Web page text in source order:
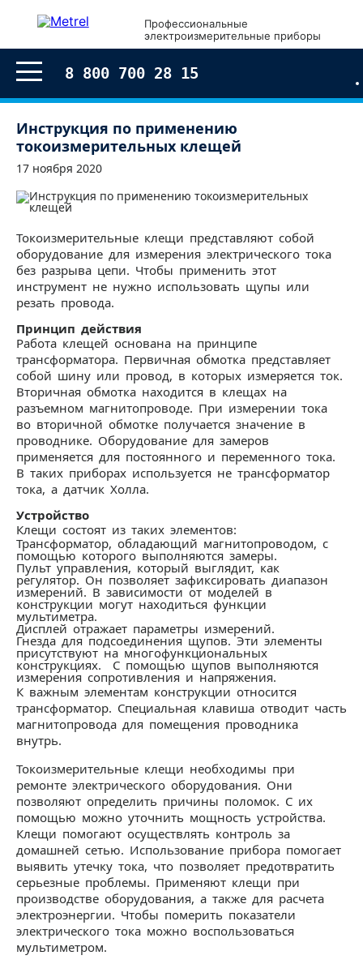
Профессиональные
электроизмерительные приборы
8 800 700 28 15
Инструкция по применению
токоизмерительных клещей
17 ноября 2020
Токоизмерительные клещи представляют собой
оборудование для измерения электрического тока
без разрыва цепи. Чтобы применить этот
инструмент не нужно использовать щупы или
резать провода.
Принцип действия
Работа клещей основана на принципе
трансформатора. Первичная обмотка представляет
собой шину или провод, в которых измеряется ток.
Вторичная обмотка находится в клещах на
разъемном магнитопроводе. При измерении тока
во вторичной обмотке получается значение в
проводнике. Оборудование для замеров
применяется для постоянного и переменного тока.
В таких приборах используется не трансформатор
тока, а датчик Холла.
Устройство
Клещи состоят из таких элементов:
Трансформатор, обладающий магнитопроводом, с
помощью которого выполняются замеры.
Пульт управления, который выглядит, как
регулятор. Он позволяет зафиксировать диапазон
измерений. В зависимости от моделей в
конструкции могут находиться функции
мультиметра.
Дисплей отражает параметры измерений.
Гнезда для подсоединения щупов. Эти элементы
присутствуют на многофункциональных
конструкциях. С помощью щупов выполняются
измерения сопротивления и напряжения.
К важным элементам конструкции относится
трансформатор. Специальная клавиша отводит часть
магнитопровода для помещения проводника
внутрь.
Токоизмерительные клещи необходимы при
ремонте электрического оборудования. Они
позволяют определить причины поломок. С их
помощью можно уточнить мощность устройства.
Клещи помогают осуществлять контроль за
домашней сетью. Использование прибора помогает
выявить утечку тока, что позволяет предотвратить
серьезные проблемы. Применяют клещи при
производстве оборудования, а также для расчета
электроэнергии. Чтобы померить показатели
электрического тока можно воспользоваться
мультиметром.